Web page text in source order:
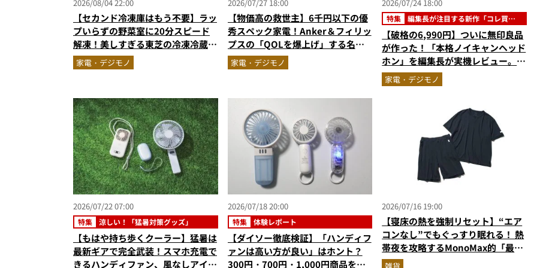
2026/08/04 22:00
【セカンド冷凍庫はもう不要】ラッ
プいらずの野菜室に20分スピード
解凍！美しすぎる東芝の冷凍冷蔵庫
「フリーザ」を徹底解説／No.1モ
ノ雑誌編集長が選ぶ『センスがいい
家電・デジモノ
2026/07/27 18:00
【物価高の救世主】6千円以下の優
秀スペック家電！Anker＆フィリッ
プスの「QOLを爆上げ」する名品2
選家電・デジモノ
2026/07/24 18:00
特集
編集長が注目する新作「コレ買い
です」
【破格の6,990円】ついに無印良品
が作った！「本格ノイキャンヘッド
ホン」を編集長が実機レビュー。音
質・デザイン・コスパすべてが大正
解だった『コレ買いです』Vol.171
家電・デジモノ
2026/07/22 07:00
特集 涼しい！「猛暑対策グッズ」
【もはや持ち歩くクーラー】猛暑は
最新ギアで完全武装！スマホ充電で
きるハンディファン、風なしアイス
2026/07/18 20:00
特集 体験レポート
【ダイソー徹底検証】「ハンディフ
ァンは高い方が良い」はホント？
300円・700円・1,000円商品を比
2026/07/16 19:00
【寝床の熱を強制リセット】“エア
コンなし”でもぐっすり眠れる！ 熱
帯夜を攻略するMonoMax的「最強
快眠セット」はコレだ